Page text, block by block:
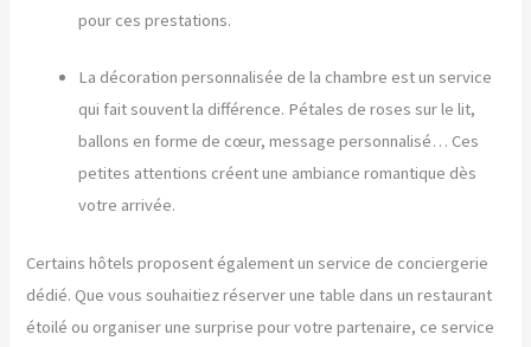
pour ces prestations.
La décoration personnalisée de la chambre est un service
qui fait souvent la différence. Pétales de roses sur le lit,
ballons en forme de cœur, message personnalisé… Ces
petites attentions créent une ambiance romantique dès
votre arrivée.
Certains hôtels proposent également un service de conciergerie
dédié. Que vous souhaitiez réserver une table dans un restaurant
étoilé ou organiser une surprise pour votre partenaire, ce service